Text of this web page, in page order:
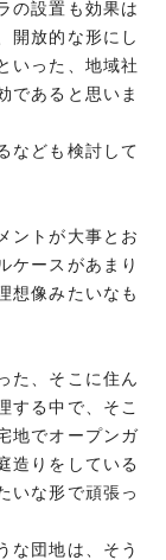
の設置も効果は
開放的な形にし
いった、地域社
であると思いま
なども検討して
ントが大事とお
ケースがあまり
想像みたいなも
た、そこに住ん
する中で、そこ
地でオープンガ
造りをしている
いな形で頑張っ
な団地は、そう